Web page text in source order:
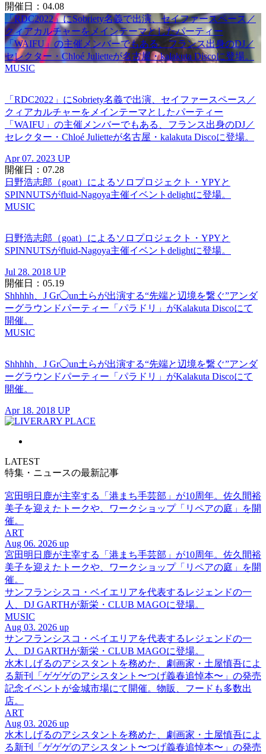
開催日：04.08
「RDC2022」にSobriety名義で出演、セイファースペース／
クィアカルチャーをメインテーマとしたパーティー
「WAIFU」の主催メンバーでもある、フランス出身のDJ／
セレクター・Chloé Julietteが名古屋・kalakuta Discoに登場。
MUSIC
「RDC2022」にSobriety名義で出演、セイファースペース／
クィアカルチャーをメインテーマとしたパーティー
「WAIFU」の主催メンバーでもある、フランス出身のDJ／
セレクター・Chloé Julietteが名古屋・kalakuta Discoに登場。
Apr 07. 2023 UP
開催日：07.28
日野浩志郎（goat）によるソロプロジェクト・YPYと
SPINNUTSがfluid-Nagoya主催イベントdelightに登場。
MUSIC
日野浩志郎（goat）によるソロプロジェクト・YPYと
SPINNUTSがfluid-Nagoya主催イベントdelightに登場。
Jul 28. 2018 UP
開催日：05.19
Shhhhh、J Gr◯un土らが出演する“先端と辺境を繋ぐ”アンダ
ーグラウンドパーティー「パラドリ」がKalakuta Discoにて
開催。
MUSIC
Shhhhh、J Gr◯un土らが出演する“先端と辺境を繋ぐ”アンダ
ーグラウンドパーティー「パラドリ」がKalakuta Discoにて
開催。
Apr 18. 2018 UP
LATEST
特集・ニュースの最新記事
宮田明日鹿が主宰する「港まち手芸部」が10周年。佐久間裕
美子を迎えたトークや、ワークショップ「リペアの庭」を開
催。
ART
Aug 06. 2026 up
宮田明日鹿が主宰する「港まち手芸部」が10周年。佐久間裕
美子を迎えたトークや、ワークショップ「リペアの庭」を開
催。
サンフランシスコ・ベイエリアを代表するレジェンドの一
人、DJ GARTHが新栄・CLUB MAGOに登場。
MUSIC
Aug 03. 2026 up
サンフランシスコ・ベイエリアを代表するレジェンドの一
人、DJ GARTHが新栄・CLUB MAGOに登場。
水木しげるのアシスタントを務めた、劇画家・土屋慎吾によ
る新刊「ゲゲゲのアシスタント〜つげ義春追悼本〜」の発売
記念イベントが金城市場にて開催。物販、フードも多数出
店。
ART
Aug 03. 2026 up
水木しげるのアシスタントを務めた、劇画家・土屋慎吾によ
る新刊「ゲゲゲのアシスタント〜つげ義春追悼本〜」の発売